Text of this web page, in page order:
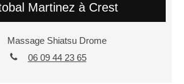
Martinez à Crest
Massage Shiatsu Drome
06 09 44 23 65